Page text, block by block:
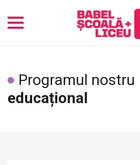
Toggle
Programul nostru
educațional